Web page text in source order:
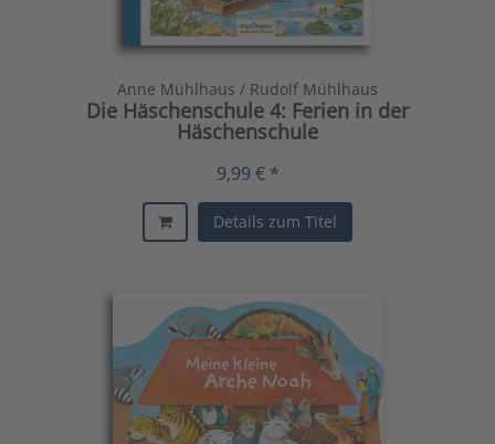
Anne Mühlhaus / Rudolf Mühlhaus
Die Häschenschule 4: Ferien in der
Häschenschule
9,99 € *
Details zum Titel